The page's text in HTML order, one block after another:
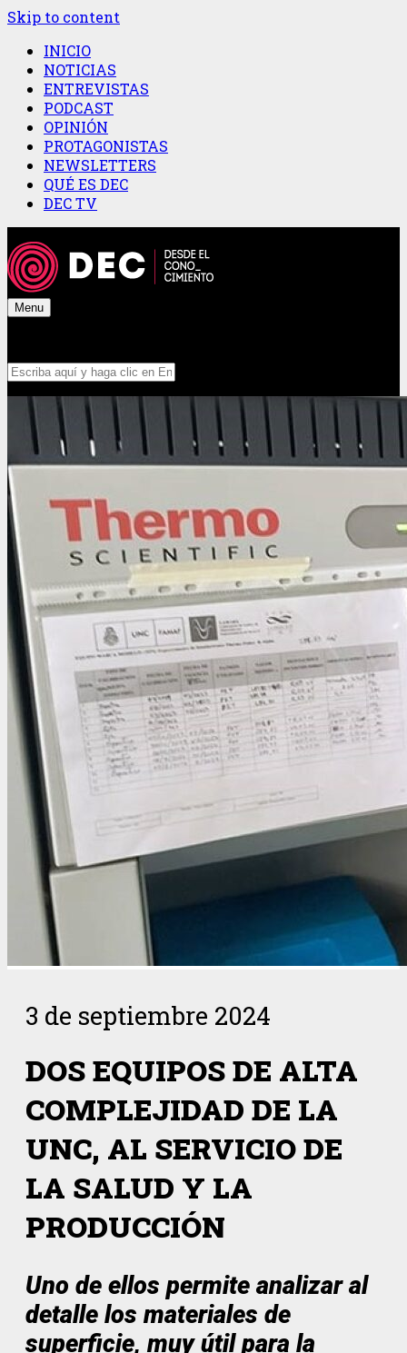
Skip to content
INICIO
NOTICIAS
ENTREVISTAS
PODCAST
OPINIÓN
PROTAGONISTAS
NEWSLETTERS
QUÉ ES DEC
DEC TV
Menu
3 de septiembre 2024
DOS EQUIPOS DE ALTA
COMPLEJIDAD DE LA
UNC, AL SERVICIO DE
LA SALUD Y LA
PRODUCCIÓN
Uno de ellos permite analizar al
detalle los materiales de
superficie, muy útil para la